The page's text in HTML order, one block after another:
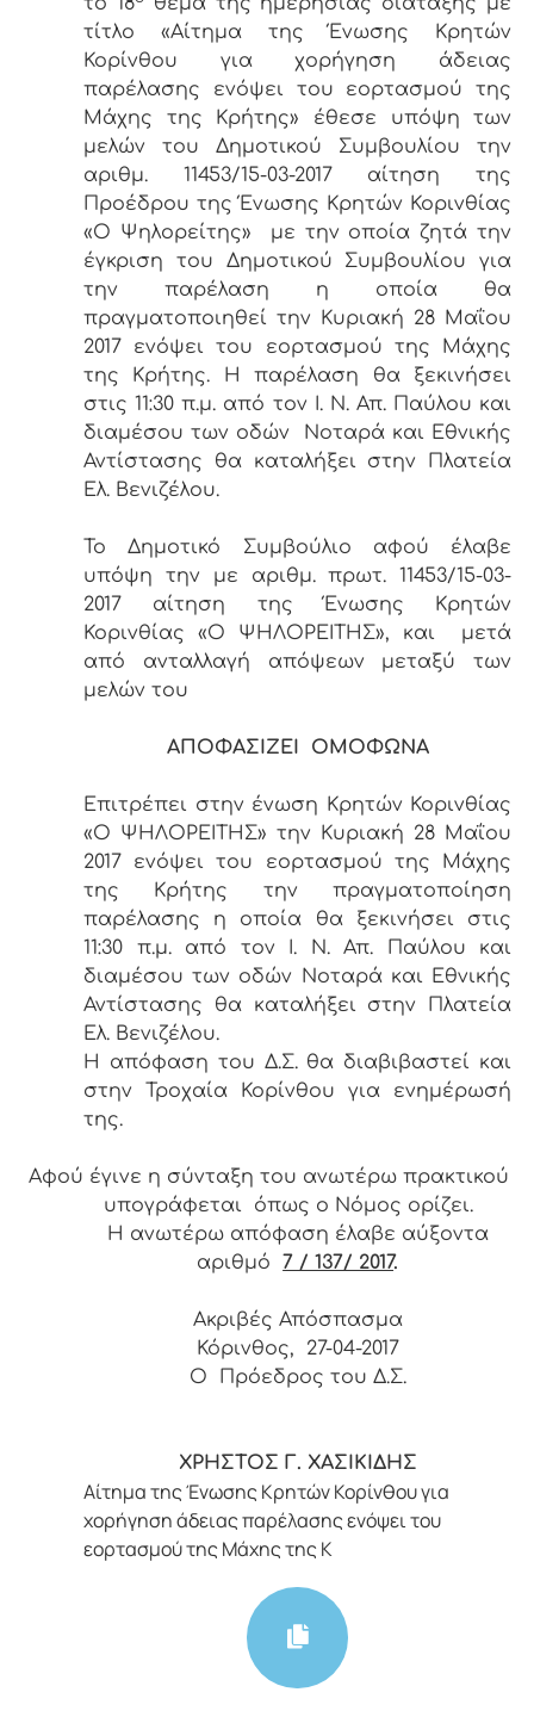
τίτλο «Αίτημα της Ένωσης Κρητών
Κορίνθου για χορήγηση άδειας
παρέλασης ενόψει του εορτασμού της
Μάχης της Κρήτης» έθεσε υπόψη των
μελών του Δημοτικού Συμβουλίου την
αριθμ. 11453/15-03-2017 αίτηση της
Προέδρου της Ένωσης Κρητών Κορινθίας
«Ο Ψηλορείτης» με την οποία ζητά την
έγκριση του Δημοτικού Συμβουλίου για
την παρέλαση η οποία θα
πραγματοποιηθεί την Κυριακή 28 Μαΐου
2017 ενόψει του εορτασμού της Μάχης
της Κρήτης. Η παρέλαση θα ξεκινήσει
στις 11:30 π.μ. από τον Ι. Ν. Απ. Παύλου και
διαμέσου των οδών Νοταρά και Εθνικής
Αντίστασης θα καταλήξει στην Πλατεία
Ελ. Βενιζέλου.
Το Δημοτικό Συμβούλιο αφού έλαβε
υπόψη την με αριθμ. πρωτ. 11453/15-03-
2017 αίτηση της Ένωσης Κρητών
Κορινθίας «Ο ΨΗΛΟΡΕΙΤΗΣ», και μετά
από ανταλλαγή απόψεων μεταξύ των
μελών του
ΑΠΟΦΑΣΙΖΕΙ ΟΜΟΦΩΝΑ
Επιτρέπει στην ένωση Κρητών Κορινθίας
«Ο ΨΗΛΟΡΕΙΤΗΣ» την Κυριακή 28 Μαΐου
2017 ενόψει του εορτασμού της Μάχης
της Κρήτης την πραγματοποίηση
παρέλασης η οποία θα ξεκινήσει στις
11:30 π.μ. από τον Ι. Ν. Απ. Παύλου και
διαμέσου των οδών Νοταρά και Εθνικής
Αντίστασης θα καταλήξει στην Πλατεία
Ελ. Βενιζέλου.
Η απόφαση του Δ.Σ. θα διαβιβαστεί και
στην Τροχαία Κορίνθου για ενημέρωσή
της.
Αφού έγινε η σύνταξη του ανωτέρω πρακτικού
υπογράφεται όπως ο Νόμος ορίζει.
Η ανωτέρω απόφαση έλαβε αύξοντα
αριθμό7 / 137/ 2017.
Ακριβές Απόσπασμα
Κόρινθος, 27-04-2017
Ο Πρόεδρος του Δ.Σ.
ΧΡΗΣΤΟΣ Γ. ΧΑΣΙΚΙΔΗΣ
Αίτημα της Ένωσης Κρητών Κορίνθου για
χορήγηση άδειας παρέλασης ενόψει του
εορτασμού της Μάχης της Κ